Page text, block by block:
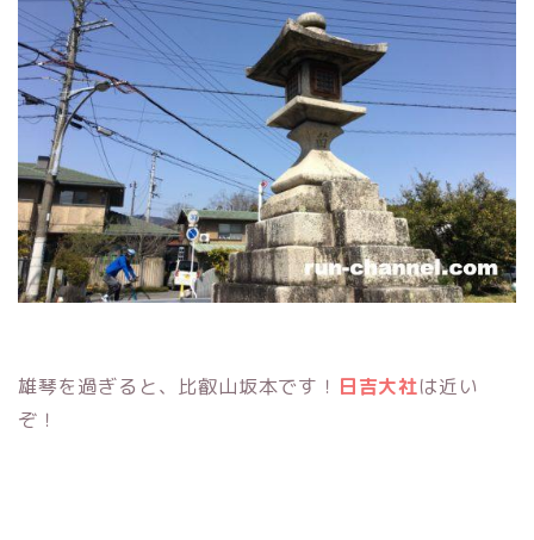
雄琴を過ぎると、比叡山坂本です！ 日吉大社は近い
ぞ！